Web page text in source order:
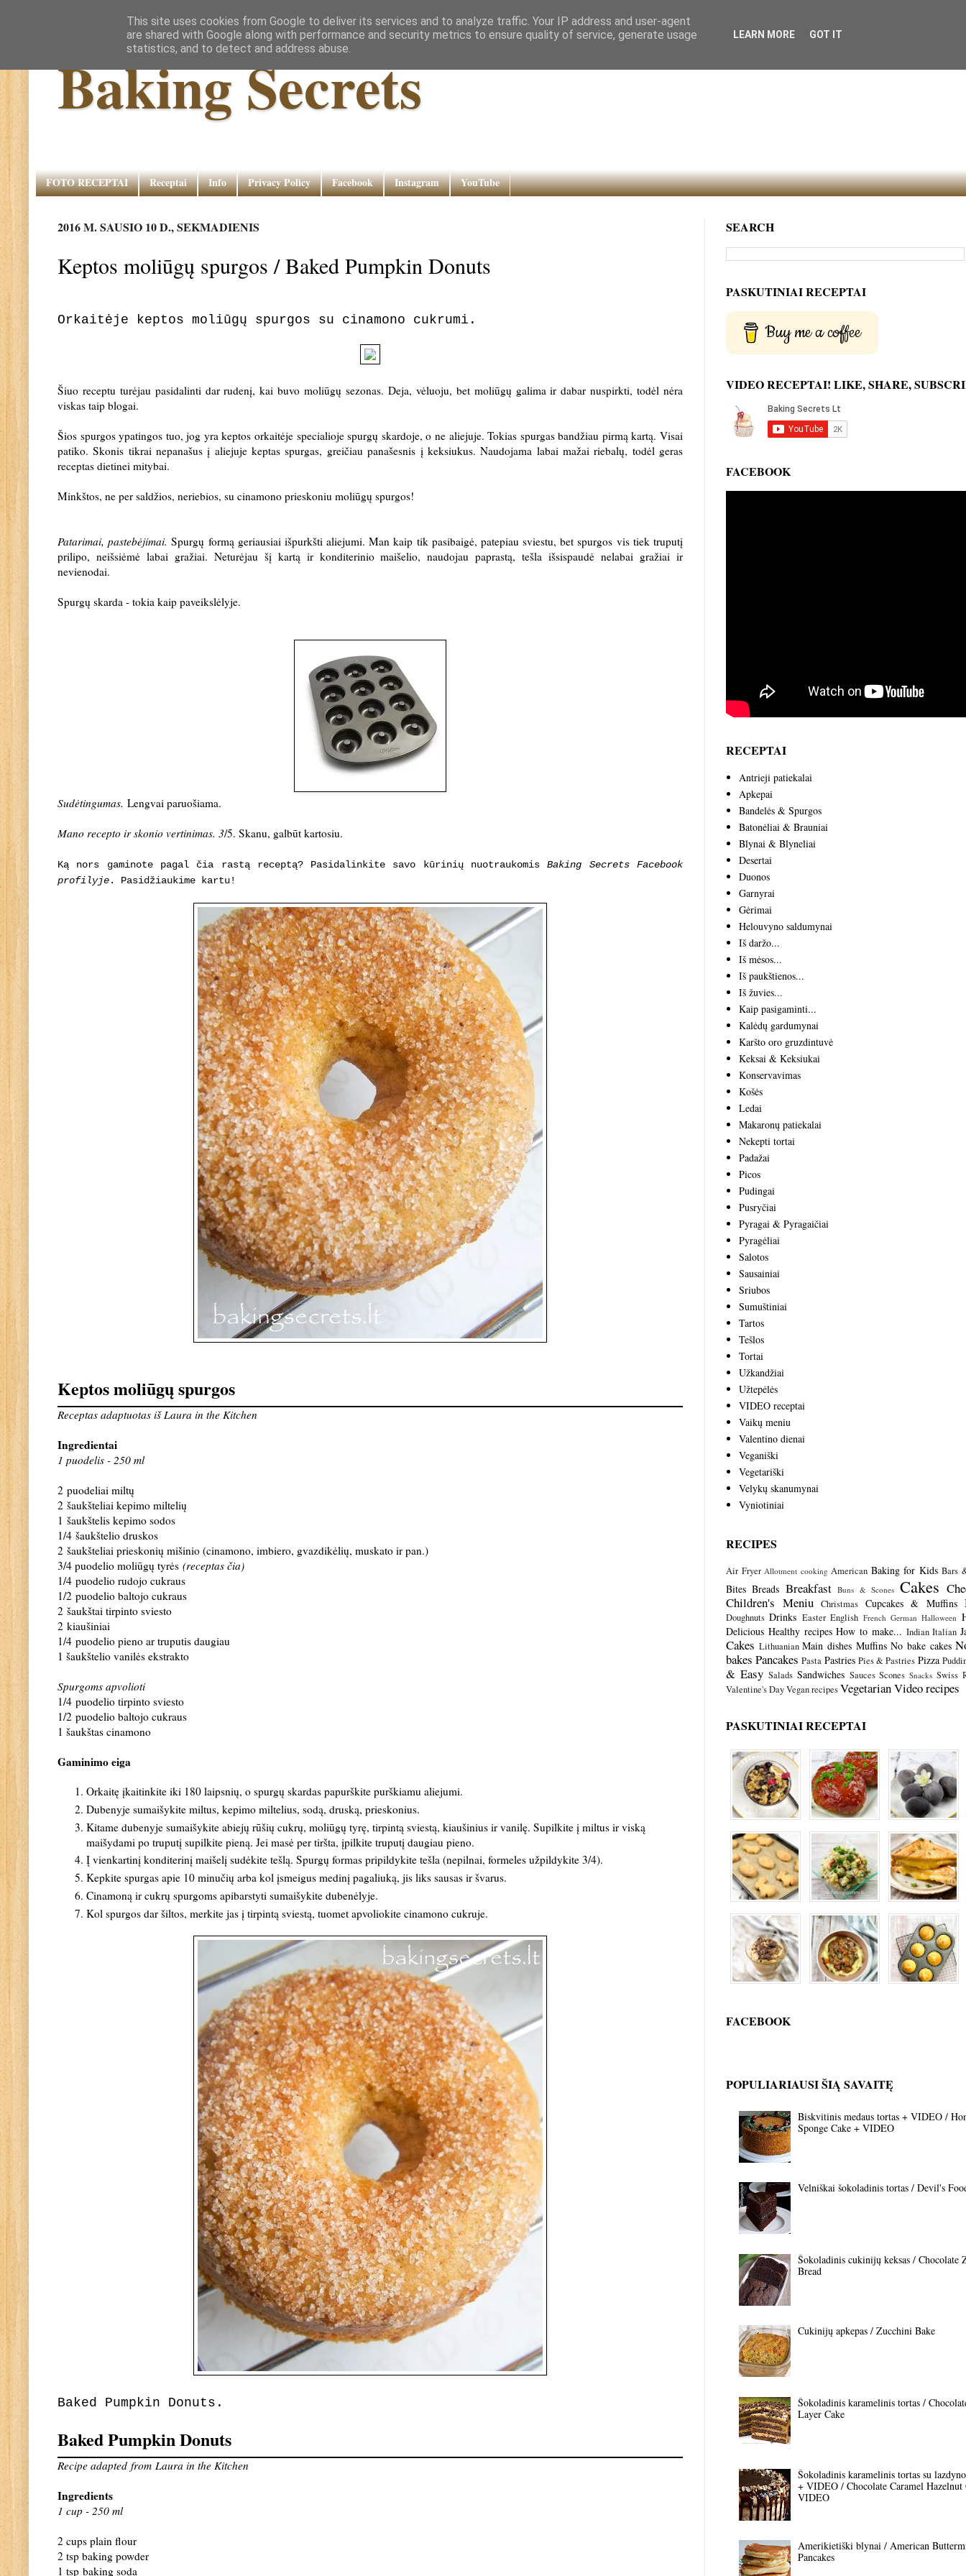
Baking Secrets
FOTO RECEPTAI Receptai Info Privacy Policy Facebook Instagram YouTube
2016 M. SAUSIO 10 D., SEKMADIENIS
Keptos moliūgų spurgos / Baked Pumpkin Donuts
Orkaitėje keptos moliūgų spurgos su cinamono cukrumi.
Šiuo receptu turėjau pasidalinti dar rudenį, kai buvo moliūgų sezonas. Deja, vėluoju, bet moliūgų galima ir dabar nuspirkti, todėl nėra
viskas taip blogai.
Šios spurgos ypatingos tuo, jog yra keptos orkaitėje specialioje spurgų skardoje, o ne aliejuje. Tokias spurgas bandžiau pirmą kartą. Visai
patiko. Skonis tikrai nepanašus į aliejuje keptas spurgas, greičiau panašesnis į keksiukus. Naudojama labai mažai riebalų, todėl geras
receptas dietinei mitybai.
Minkštos, ne per saldžios, neriebios, su cinamono prieskoniu moliūgų spurgos!
Patarimai, pastebėjimai.Spurgų formą geriausiai išpurkšti aliejumi. Man kaip tik pasibaigė, patepiau sviestu, bet spurgos vis tiek truputį
prilipo, neišsiėmė labai gražiai. Neturėjau šį kartą ir konditerinio maišelio, naudojau paprastą, tešla išsispaudė nelabai gražiai ir
nevienodai.
Spurgų skarda - tokia kaip paveikslėlyje.
Sudėtingumas. Lengvai paruošiama.
Mano recepto ir skonio vertinimas. 3/5. Skanu, galbūt kartosiu.
Ką nors gaminote pagal čia rastą receptą? Pasidalinkite savo kūrinių nuotraukomisBaking Secrets Facebook
profilyje. Pasidžiaukime kartu!
Keptos moliūgų spurgos
Receptas adaptuotas iš Laura in the Kitchen
Ingredientai
1 puodelis - 250 ml
2 puodeliai miltų
2 šaukšteliai kepimo miltelių
1 šaukštelis kepimo sodos
1/4 šaukštelio druskos
2 šaukšteliai prieskonių mišinio (cinamono, imbiero, gvazdikėlių, muskato ir pan.)
3/4 puodelio moliūgų tyrės (receptas čia)
1/4 puodelio rudojo cukraus
1/2 puodelio baltojo cukraus
2 šaukštai tirpinto sviesto
2 kiaušiniai
1/4 puodelio pieno ar truputis daugiau
1 šaukštelio vanilės ekstrakto
Spurgoms apvolioti
1/4 puodelio tirpinto sviesto
1/2 puodelio baltojo cukraus
1 šaukštas cinamono
Gaminimo eiga
Orkaitę įkaitinkite iki 180 laipsnių, o spurgų skardas papurškite purškiamu aliejumi.
Dubenyje sumaišykite miltus, kepimo miltelius, sodą, druską, prieskonius.
Kitame dubenyje sumaišykite abiejų rūšių cukrų, moliūgų tyrę, tirpintą sviestą, kiaušinius ir vanilę. Supilkite į miltus ir viską
maišydami po truputį supilkite pieną. Jei masė per tiršta, įpilkite truputį daugiau pieno.
Į vienkartinį konditerinį maišelį sudėkite tešlą. Spurgų formas pripildykite tešla (nepilnai, formeles užpildykite 3/4).
Kepkite spurgas apie 10 minučių arba kol įsmeigus medinį pagaliuką, jis liks sausas ir švarus.
Cinamoną ir cukrų spurgoms apibarstyti sumaišykite dubenėlyje.
Kol spurgos dar šiltos, merkite jas į tirpintą sviestą, tuomet apvoliokite cinamono cukruje.
Baked Pumpkin Donuts.
Baked Pumpkin Donuts
Recipe adapted from Laura in the Kitchen
Ingredients
1 cup - 250 ml
2 cups plain flour
2 tsp baking powder
1 tsp baking soda
SEARCH
PASKUTINIAI RECEPTAI
Buy me a coffee
VIDEO RECEPTAI! LIKE, SHARE,
FACEBOOK
RECEPTAI
Antrieji patiekalai
Apkepai
Bandelės & Spurgos
Batonėliai & Brauniai
Blynai & Blyneliai
Desertai
Duonos
Garnyrai
Gėrimai
Helouvyno saldumynai
Iš daržo...
Iš mėsos...
Iš paukštienos...
Iš žuvies...
Kaip pasigaminti...
Kalėdų gardumynai
Karšto oro gruzdintuvė
Keksai & Keksiukai
Konservavimas
Košės
Ledai
Makaronų patiekalai
Nekepti tortai
Padažai
Picos
Pudingai
Pusryčiai
Pyragai & Pyragaičiai
Pyragėliai
Salotos
Sausainiai
Sriubos
Sumuštiniai
Tartos
Tešlos
Tortai
Užkandžiai
Užtepėlės
VIDEO receptai
Vaikų meniu
Valentino dienai
Veganiški
Vegetariški
Velykų skanumynai
Vyniotiniai
RECIPES
Air Fryer Allotment cooking American Baking for Kids Bars
Bites Breads Breakfast Buns & Scones Cakes
Children's Meniu
Christmas Cupcakes & Muffins
Doughnuts Drinks Easter English French German Halloween
Delicious Healthy recipes How to make... Indian Italian
Cakes Lithuanian Main dishes Muffins No bake cakes
bakes Pancakes Pasta Pastries Pies & Pastries Pizza
& Easy Salads Sandwiches Sauces Scones Snacks Swiss
Valentine's DayVegan recipesVegetarianVideo recipes
PASKUTINIAI RECEPTAI
FACEBOOK
POPULIARIAUSI ŠIĄ SAVAITĘ
Biskvitinis medaus tortas + VIDEO /
Sponge Cake + VIDEO
Velniškai šokoladinis tortas / Devil's
Šokoladinis cukinijų keksas / Chocolate
Bread
Cukinijų apkepas / Zucchini Bake
Šokoladinis karamelinis tortas /
Layer Cake
Šokoladinis karamelinis tortas su
+ VIDEO / Chocolate Caramel Hazelnut
VIDEO
Amerikietiški blynai / American
Pancakes
This site uses cookies from Google to deliver its services and to analyze traffic. Your IP address and user-agent
are shared with Google along with performance and security metrics to ensure quality of service, generate usage
statistics, and to detect and address abuse.
LEARN MORE GOT IT